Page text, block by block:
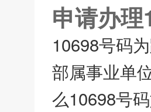
申请办
10698号码
部属事业单
么10698号